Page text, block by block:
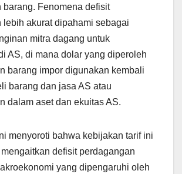
barang. Fenomena defisit
lebih akurat dipahami sebagai
mitra dagang untuk
AS, di mana dolar yang diperoleh
barang impor digunakan kembali
barang dan jasa AS atau
dalam aset dan ekuitas AS.
menyoroti bahwa kebijakan tarif ini
defisit perdagangan
yang dipengaruhi oleh